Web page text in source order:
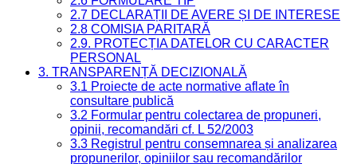
2.7 DECLARAȚII DE AVERE ȘI DE INTERESE
2.8 COMISIA PARITARĂ
2.9. PROTECȚIA DATELOR CU CARACTER
PERSONAL
3. TRANSPARENȚĂ DECIZIONALĂ
3.1 Proiecte de acte normative aflate în
consultare publică
3.2 Formular pentru colectarea de propuneri,
opinii, recomandări cf. L 52/2003
3.3 Registrul pentru consemnarea și analizarea
propunerilor, opiniilor sau recomandărilor